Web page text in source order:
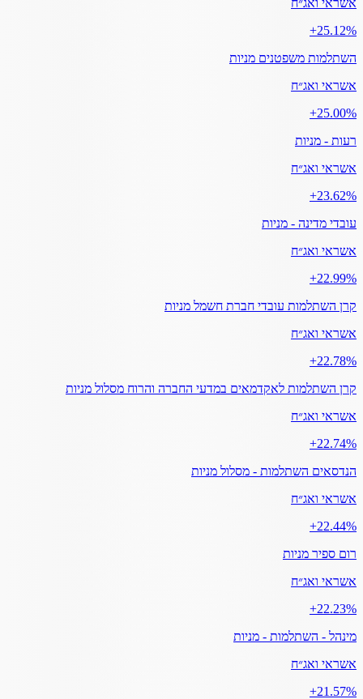
אשראי ואג״ח
‎+25.12%
השתלמות משפטנים מניות
אשראי ואג״ח
‎+25.00%
רעות - מניות
אשראי ואג״ח
‎+23.62%
עובדי מדינה - מניות
אשראי ואג״ח
‎+22.99%
קרן השתלמות עובדי חברת חשמל מניות
אשראי ואג״ח
‎+22.78%
קרן השתלמות לאקדמאים במדעי החברה והרוח מסלול מניות
אשראי ואג״ח
‎+22.74%
הנדסאים השתלמות - מסלול מניות
אשראי ואג״ח
‎+22.44%
רום ספיר מניות
אשראי ואג״ח
‎+22.23%
מינהל - השתלמות - מניות
אשראי ואג״ח
‎+21.57%